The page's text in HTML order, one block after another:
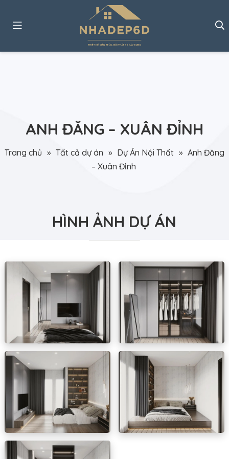
ANH ĐĂNG – XUÂN ĐỈNH
Trang chủ » Tất cả dự án » Dự Án Nội Thất » Anh Đăng
– Xuân Đỉnh
HÌNH ẢNH DỰ ÁN